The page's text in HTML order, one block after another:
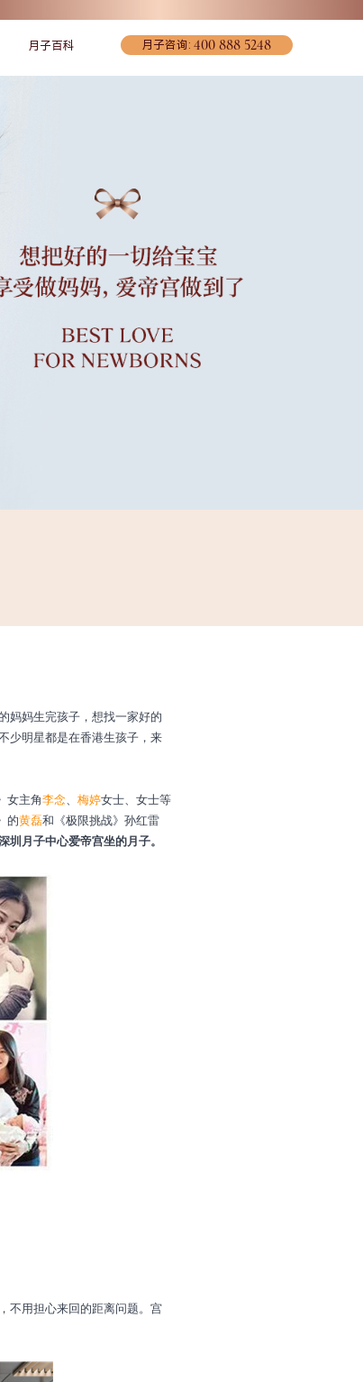
月子咨询:400 888 5248
月子百科
妈生完孩子，想找一家好的
少明星都是在香港生孩子，来
女主角李念、梅婷女士、女士等
的黄磊和《极限挑战》孙红雷
月子中心爱帝宫坐的月子。
不用担心来回的距离问题。宫